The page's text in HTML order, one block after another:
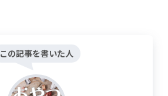
この記事を書いた人